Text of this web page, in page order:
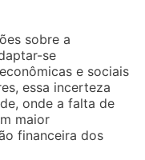
sobre a
se
e sociais
essa incerteza
onde a falta de
maior
financeira dos